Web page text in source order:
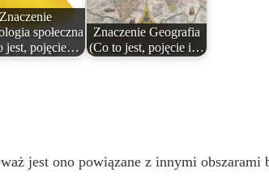
Znaczenie
społeczna
jest, pojęcie…
Znaczenie Geografia
(Co to jest, pojęcie i…
jest ono powiązane z innymi obszarami